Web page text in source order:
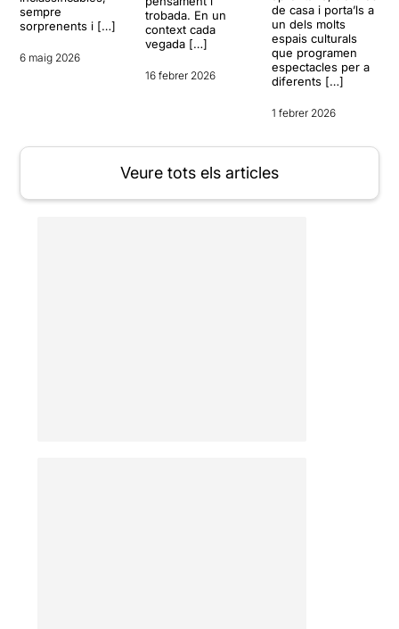
sempre
sorprenents i […]
6 maig 2026
trobada. En un
context cada
vegada […]
16 febrer 2026
de casa i porta’ls a
un dels molts
espais culturals
que programen
espectacles per a
diferents […]
1 febrer 2026
Veure tots els articles